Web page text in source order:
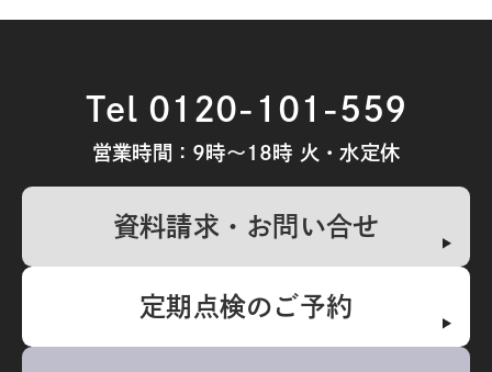
Tel 0120-101-559
営業時間：9時～18時 火・水定休
資料請求・お問い合せ
定期点検のご予約